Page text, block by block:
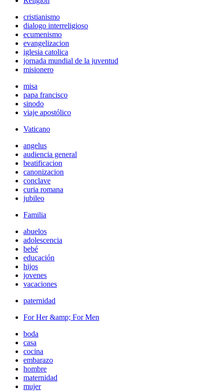
cristianismo
dialogo interreligioso
ecumenismo
evangelizacion
iglesia catolica
jornada mundial de la juventud
misionero
misa
papa francisco
sinodo
viaje apostólico
Vaticano
angelus
audiencia general
beatificacion
canonizacion
conclave
curia romana
jubileo
Familia
abuelos
adolescencia
bebé
educación
hijos
jovenes
vacaciones
paternidad
For Her &amp; For Men
boda
casa
cocina
embarazo
hombre
maternidad
mujer